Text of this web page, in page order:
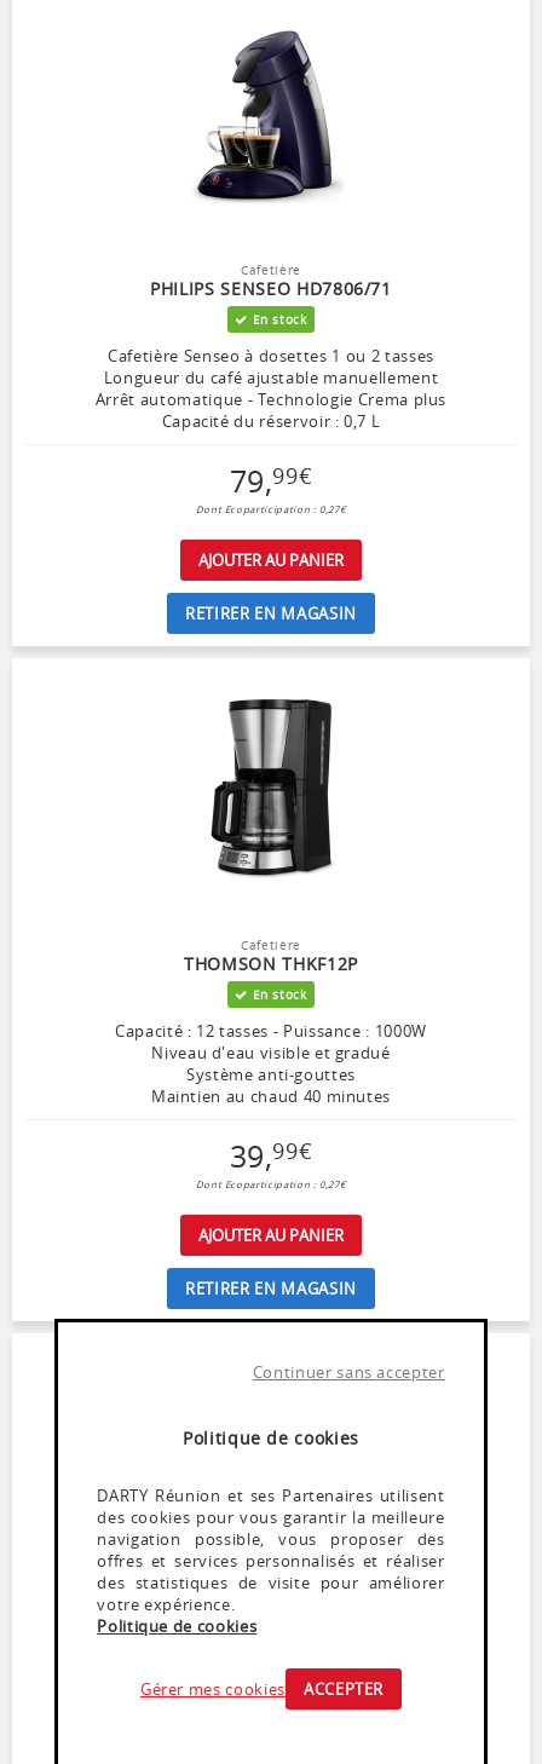
Cafetière
PHILIPS SENSEO HD7806/71
En stock
Cafetière Senseo à dosettes 1 ou 2 tasses
Longueur du café ajustable manuellement
Arrêt automatique - Technologie Crema plus
Capacité du réservoir : 0,7 L
79,99€
Dont Ecoparticipation : 0,27€
AJOUTER AU PANIER
RETIRER EN MAGASIN
Cafetière
THOMSON THKF12P
En stock
Capacité : 12 tasses - Puissance : 1000W
Niveau d'eau visible et gradué
Système anti-gouttes
Maintien au chaud 40 minutes
39,99€
Dont Ecoparticipation : 0,27€
AJOUTER AU PANIER
RETIRER EN MAGASIN
Cafetière
SURFLINE CM125WS
En stock
Cafetière 10-12 tasses - Capacité 1,25 L
Politique de cookies
Continuer sans accepter
DARTY Réunion et ses Partenaires utilisent
des cookies pour vous garantir la meilleure
navigation possible, vous proposer des
offres et services personnalisés et réaliser
des statistiques de visite pour améliorer
votre expérience.
Politique de cookies
Gérer mes cookies ACCEPTER